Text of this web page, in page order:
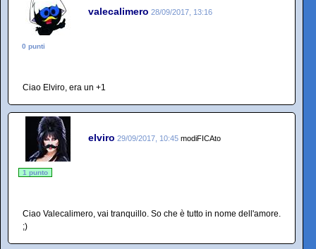
valecalimero 28/09/2017, 13:16
0 punti
Ciao Elviro, era un +1
elviro 29/09/2017, 10:45 modiFICAto
1 punto
Ciao Valecalimero, vai tranquillo. So che è tutto in nome dell'amore.
;)